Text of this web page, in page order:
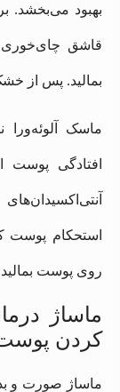
بهبود می‌بخشد.
قاشق
بمالید. پس از
ماسک
استحکام پوست
روی پوست بمالید و پس از ۲۰ دقیقه
ماساژ
کردن
ماساژ صورت و